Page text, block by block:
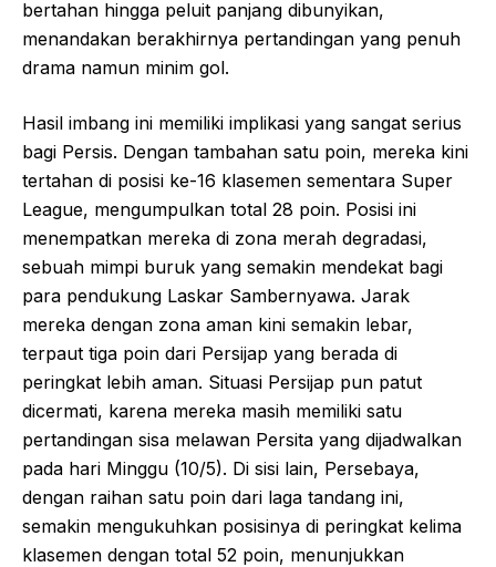
bertahan hingga peluit panjang dibunyikan,
menandakan berakhirnya pertandingan yang penuh
drama namun minim gol.
Hasil imbang ini memiliki implikasi yang sangat serius
bagi Persis. Dengan tambahan satu poin, mereka kini
tertahan di posisi ke-16 klasemen sementara Super
League, mengumpulkan total 28 poin. Posisi ini
menempatkan mereka di zona merah degradasi,
sebuah mimpi buruk yang semakin mendekat bagi
para pendukung Laskar Sambernyawa. Jarak
mereka dengan zona aman kini semakin lebar,
terpaut tiga poin dari Persijap yang berada di
peringkat lebih aman. Situasi Persijap pun patut
dicermati, karena mereka masih memiliki satu
pertandingan sisa melawan Persita yang dijadwalkan
pada hari Minggu (10/5). Di sisi lain, Persebaya,
dengan raihan satu poin dari laga tandang ini,
semakin mengukuhkan posisinya di peringkat kelima
klasemen dengan total 52 poin, menunjukkan